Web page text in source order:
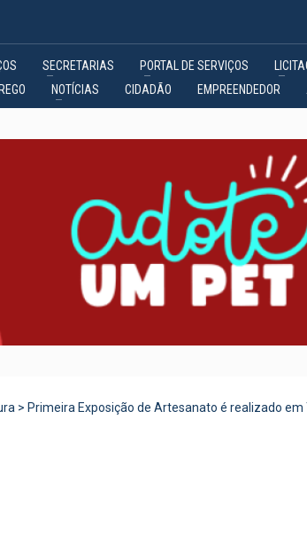
SECRETARIAS PORTAL DE SERVIÇOS
NOTÍCIAS CIDADÃO EMPREENDEDOR
> Primeira Exposição de Artesanato é realizado